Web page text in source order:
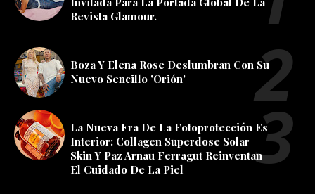
Revista Glamour.
Boza Y Elena Rose Deslumbran Con Su
Nuevo Sencillo 'Orión'
La Nueva Era De La Fotoprotección Es
Interior: Collagen Superdose Solar
Skin Y Paz Arnau Ferragut Reinventan
El Cuidado De La Piel